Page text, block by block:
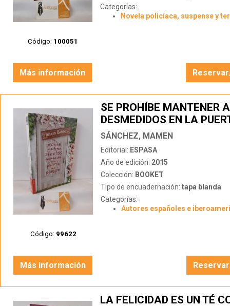
Código: 100051
Categorías:
Novela policíaca, suspense y
Más información
Código: 99622
SE PROHÍBE MANTENER
DESMEDIDOS EN LA
PENSIÓN
SÁNCHEZ, MAMEN
Editorial: ESPASA
Año de edición: 2015
Colección: BOOKET
Tipo de encuadernación: tapa blanda
Categorías:
Autores españoles e
Más información
LA FELICIDAD ES UN TÉ